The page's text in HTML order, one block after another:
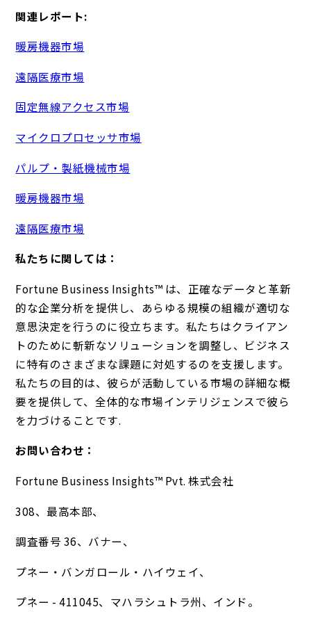
関連レポート:
暖房機器市場
遠隔医療市場
固定無線アクセス市場
マイクロプロセッサ市場
パルプ・製紙機械市場
暖房機器市場
遠隔医療市場
私たちに関しては：
Fortune Business Insights™ は、正確なデータと革新
的な企業分析を提供し、あらゆる規模の組織が適切な
意思決定を行うのに役立ちます。私たちはクライアン
トのために斬新なソリューションを調整し、ビジネス
に特有のさまざまな課題に対処するのを支援します。
私たちの目的は、彼らが活動している市場の詳細な概
要を提供して、全体的な市場インテリジェンスで彼ら
を力づけることです.
お問い合わせ：
Fortune Business Insights™ Pvt. 株式会社
308、最高本部、
調査番号 36、バナー、
プネー・バンガロール・ハイウェイ、
プネー - 411045、マハラシュトラ州、インド。